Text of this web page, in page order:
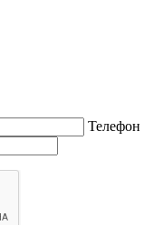
Телефон